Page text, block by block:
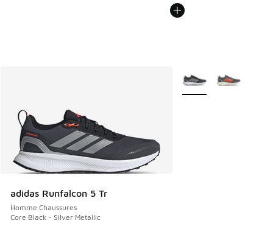
adidas Runfalcon 5 Tr
Homme Chaussures
Core Black - Silver Metallic
Plus de couleurs